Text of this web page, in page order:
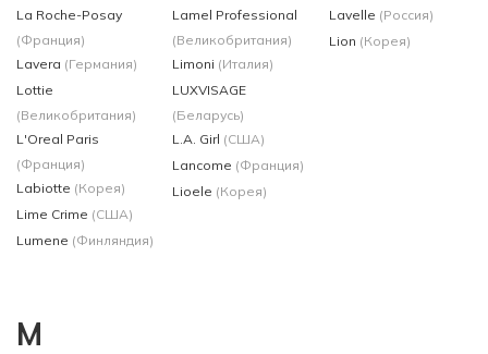
La Roche-Posay
(Франция)
Lavera (Германия)
Lottie
(Великобритания)
L'Oreal Paris
(Франция)
Labiotte (Корея)
Lime Crime (США)
Lumene (Финляндия)
Lamel Professional
(Великобритания)
Limoni (Италия)
LUXVISAGE
(Беларусь)
L.A. Girl (США)
Lancome (Франция)
Lioele (Корея)
Lavelle (Россия)
Lion (Корея)
M